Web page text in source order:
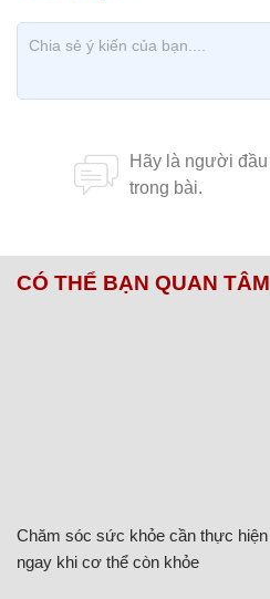
CÓ THỂ BẠN QUAN TÂM
Chăm sóc sức khỏe cần thực hiện
ngay khi cơ thể còn khỏe